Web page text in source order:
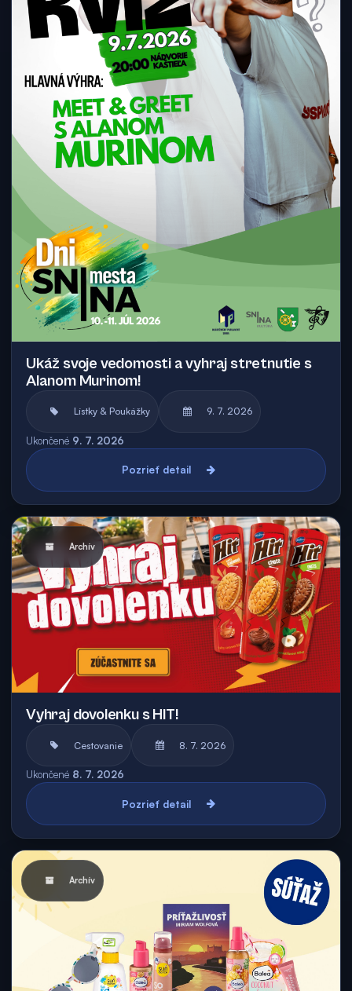
Ukáž svoje vedomosti a vyhraj stretnutie s
Alanom Murinom!
Lístky & Poukážky 9. 7. 2026
Ukončené 9. 7. 2026
Pozrieť detail
Archív
Vyhraj dovolenku s HIT!
Cestovanie 8. 7. 2026
Ukončené 8. 7. 2026
Pozrieť detail
Archív